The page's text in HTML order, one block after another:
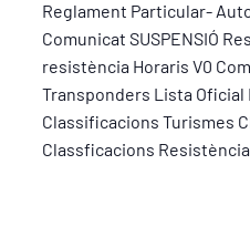
Reglament Particular-
Comunicat SUSPENSIÓ
resistència Horaris V0
Transponders Lista
Classificacions Turismes
Classficacions